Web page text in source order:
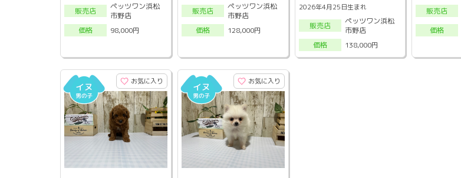
販売店
ペッツワン浜松
市野店
価格
98,000円
販売店
ペッツワン浜松
市野店
価格
128,000円
2026年4月25日生まれ
販売店
ペッツワン浜松
市野店
価格
138,000円
販売店
価格
お気に入り お気に入り